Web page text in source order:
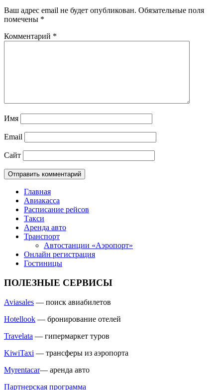
Ваш адрес email не будет опубликован. Обязательные поля
помечены *
Комментарий *
Имя
Email
Сайт
Главная
Авиакасса
Расписание рейсов
Такси
Аренда авто
Транспорт
Автостанции «Аэропорт»
Онлайн регистрация
Гостиницы
ПОЛЕЗНЫЕ СЕРВИСЫ
Aviasales — поиск авиабилетов
Hotellook — бронирование отелей
Travelata — гипермаркет туров
KiwiTaxi — трансферы из аэропорта
Myrentacar— аренда авто
Партнерская программа